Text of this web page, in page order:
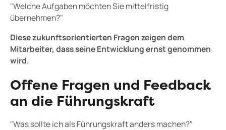
"Welche Aufgaben möchten Sie mittelfristig
übernehmen?"
Diese zukunftsorientierten Fragen zeigen dem
Mitarbeiter, dass seine Entwicklung ernst genommen
wird.
Offene Fragen und Feedback
an die Führungskraft
"Was sollte ich als Führungskraft anders machen?"